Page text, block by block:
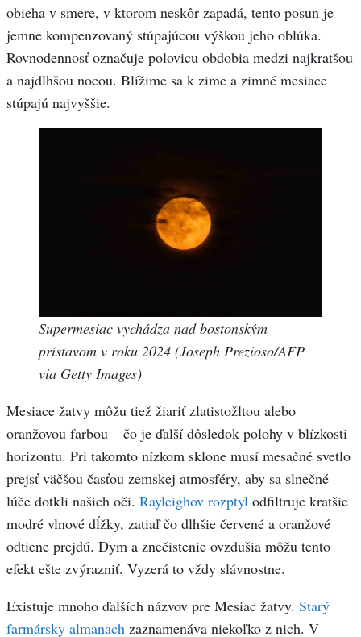
obieha v smere, v ktorom neskôr zapadá, tento posun je
jemne kompenzovaný stúpajúcou výškou jeho oblúka.
Rovnodennosť označuje polovicu obdobia medzi najkratšou
a najdlhšou nocou. Blížime sa k zime a zimné mesiace
stúpajú najvyššie.
Supermesiac vychádza nad bostonským
prístavom v roku 2024 (Joseph Prezioso/AFP
via Getty Images)
Mesiace žatvy môžu tiež žiariť zlatistožltou alebo
oranžovou farbou – čo je ďalší dôsledok polohy v blízkosti
horizontu. Pri takomto nízkom sklone musí mesačné svetlo
prejsť väčšou časťou zemskej atmosféry, aby sa slnečné
lúče dotkli našich očí. Rayleighov rozptyl odfiltruje kratšie
modré vlnové dĺžky, zatiaľ čo dlhšie červené a oranžové
odtiene prejdú. Dym a znečistenie ovzdušia môžu tento
efekt ešte zvýrazniť. Vyzerá to vždy slávnostne.
Existuje mnoho ďalších názvov pre Mesiac žatvy. Starý
farmársky almanach zaznamenáva niekoľko z nich. V